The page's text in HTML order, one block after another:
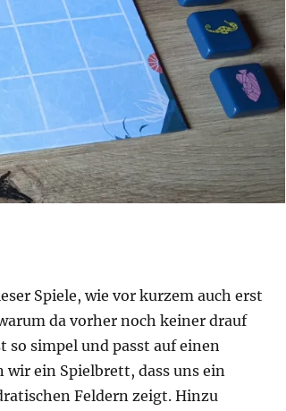
Spiele, wie vor kurzem auch erst
da vorher noch keiner drauf
so simpel und passt auf einen
wir ein Spielbrett, dass uns ein
Feldern zeigt. Hinzu